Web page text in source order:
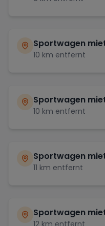
Sportwagen
10 km entfernt
Sportwagen
10 km entfernt
Sportwagen
11 km entfernt
Sportwagen